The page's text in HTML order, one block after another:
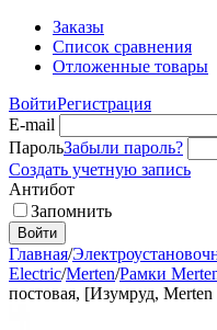
Заказы
Список сравнения
Отложенные товары
ВойтиРегистрация
E-mail
ПарольЗабыли пароль?
Создать учетную запись
Антибот
Запомнить
Войти
Главная/
Electric/Merten/Рамки
постовая, [Изумруд,